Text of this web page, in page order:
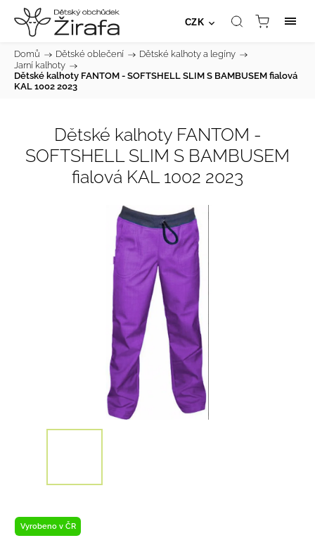
CZK
Domů / Dětské oblečení / Dětské kalhoty a legíny /
Jarní kalhoty /
Dětské kalhoty FANTOM - SOFTSHELL SLIM S BAMBUSEM fialová
KAL 1002 2023
Dětské kalhoty FANTOM -
SOFTSHELL SLIM S BAMBUSEM
fialová KAL 1002 2023
Vyrobeno v ČR